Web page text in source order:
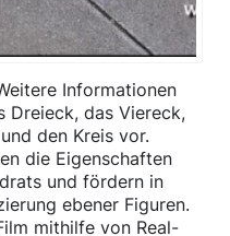
Informationen
Dreieck, das Viereck,
den Kreis vor.
die Eigenschaften
und fördern in
ebener Figuren.
mithilfe von Real-